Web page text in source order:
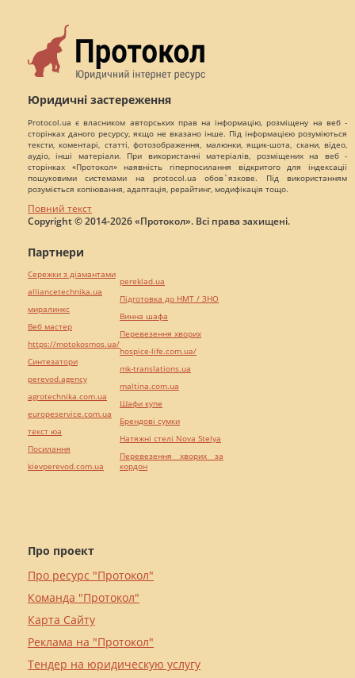
Юридичні застереження
Protocol.ua є власником авторських прав на інформацію, розміщену на веб -
сторінках даного ресурсу, якщо не вказано інше. Під інформацією розуміються
тексти, коментарі, статті, фотозображення, малюнки, ящик-шота, скани, відео,
аудіо, інші матеріали. При використанні матеріалів, розміщених на веб -
сторінках «Протокол» наявність гіперпосилання відкритого для індексації
пошуковими системами на protocol.ua обов`язкове. Під використанням
розуміється копіювання, адаптація, рерайтинг, модифікація тощо.
Повний текст
Copyright © 2014-2026 «Протокол». Всі права захищені.
Про проект
Про ресурс "Протокол"
Команда "Протокол"
Карта Сайту
Реклама на "Протокол"
Тендер на юридическую услугу
Партнери
Сережки з діамантами
alliancetechnika.ua
миралинкс
Веб мастер
https://motokosmos.ua/
Синтезатори
perevod.agency
agrotechnika.com.ua
europeservice.com.ua
текст юа
Посилання
kievperevod.com.ua
pereklad.ua
Підготовка до НМТ / ЗНО
Винна шафа
Перевезення хворих
hospice-life.com.ua/
mk-translations.ua
maltina.com.ua
Шафи купе
Брендові сумки
Натяжні стелі Nova Stelya
Перевезення хворих за
кордон